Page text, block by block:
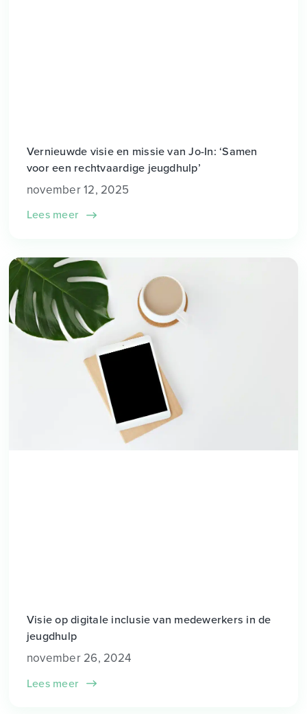
Vernieuwde visie en missie van Jo-In: ‘Samen
voor een rechtvaardige jeugdhulp’
november 12, 2025
Lees meer
Visie op digitale inclusie van medewerkers in de
jeugdhulp
november 26, 2024
Lees meer